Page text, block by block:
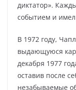
диктатор».
событием и
В 1972 году,
выдающуюся
декабря 1977
оставив после
незабываемые